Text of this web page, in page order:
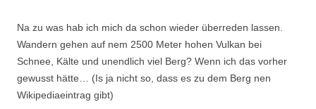
Na zu was hab ich mich da schon wieder überreden lassen.
Wandern gehen auf nem 2500 Meter hohen Vulkan bei
Schnee, Kälte und unendlich viel Berg? Wenn ich das vorher
gewusst hätte… (Is ja nicht so, dass es zu dem Berg nen
Wikipediaeintrag gibt)